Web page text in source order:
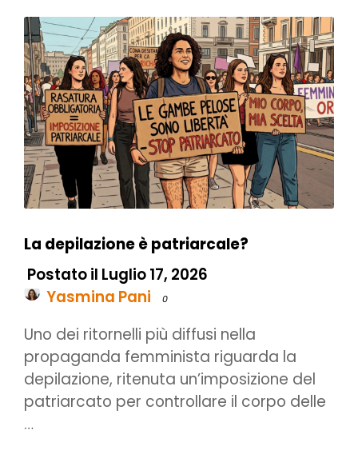
La depilazione è patriarcale?
Postato il Luglio 17, 2026
Yasmina Pani
0
Uno dei ritornelli più diffusi nella
propaganda femminista riguarda la
depilazione, ritenuta un’imposizione del
patriarcato per controllare il corpo delle
…